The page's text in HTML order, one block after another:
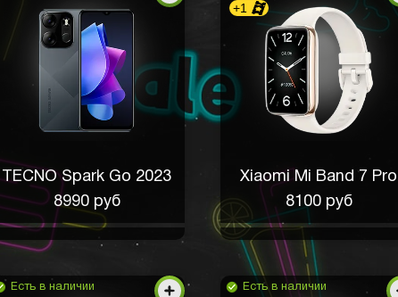
TECNO Spark Go 2023
8990 руб
+1
Xiaomi Mi Band 7 Pro
8100 руб
Есть в наличии Есть в наличии